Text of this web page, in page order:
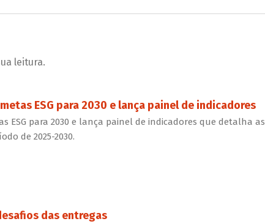
leitura.
ESG para 2030 e lança painel de indicadores
ESG para 2030 e lança painel de indicadores que detalha as
de 2025-2030.
das entregas